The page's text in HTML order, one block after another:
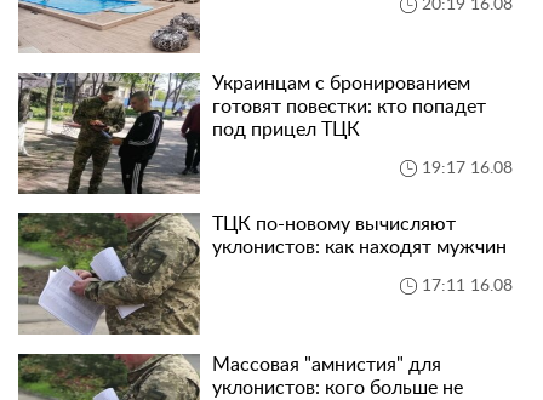
20:19 16.08
Украинцам с бронированием
готовят повестки: кто попадет
под прицел ТЦК
19:17 16.08
ТЦК по-новому вычисляют
уклонистов: как находят мужчин
17:11 16.08
Массовая "амнистия" для
уклонистов: кого больше не